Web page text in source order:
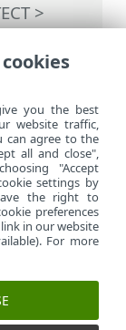
>
PROTECT
>
you the best
website traffic,
can agree to the
all and close",
"Accept
settings by
the right to
preferences
in our website
For more